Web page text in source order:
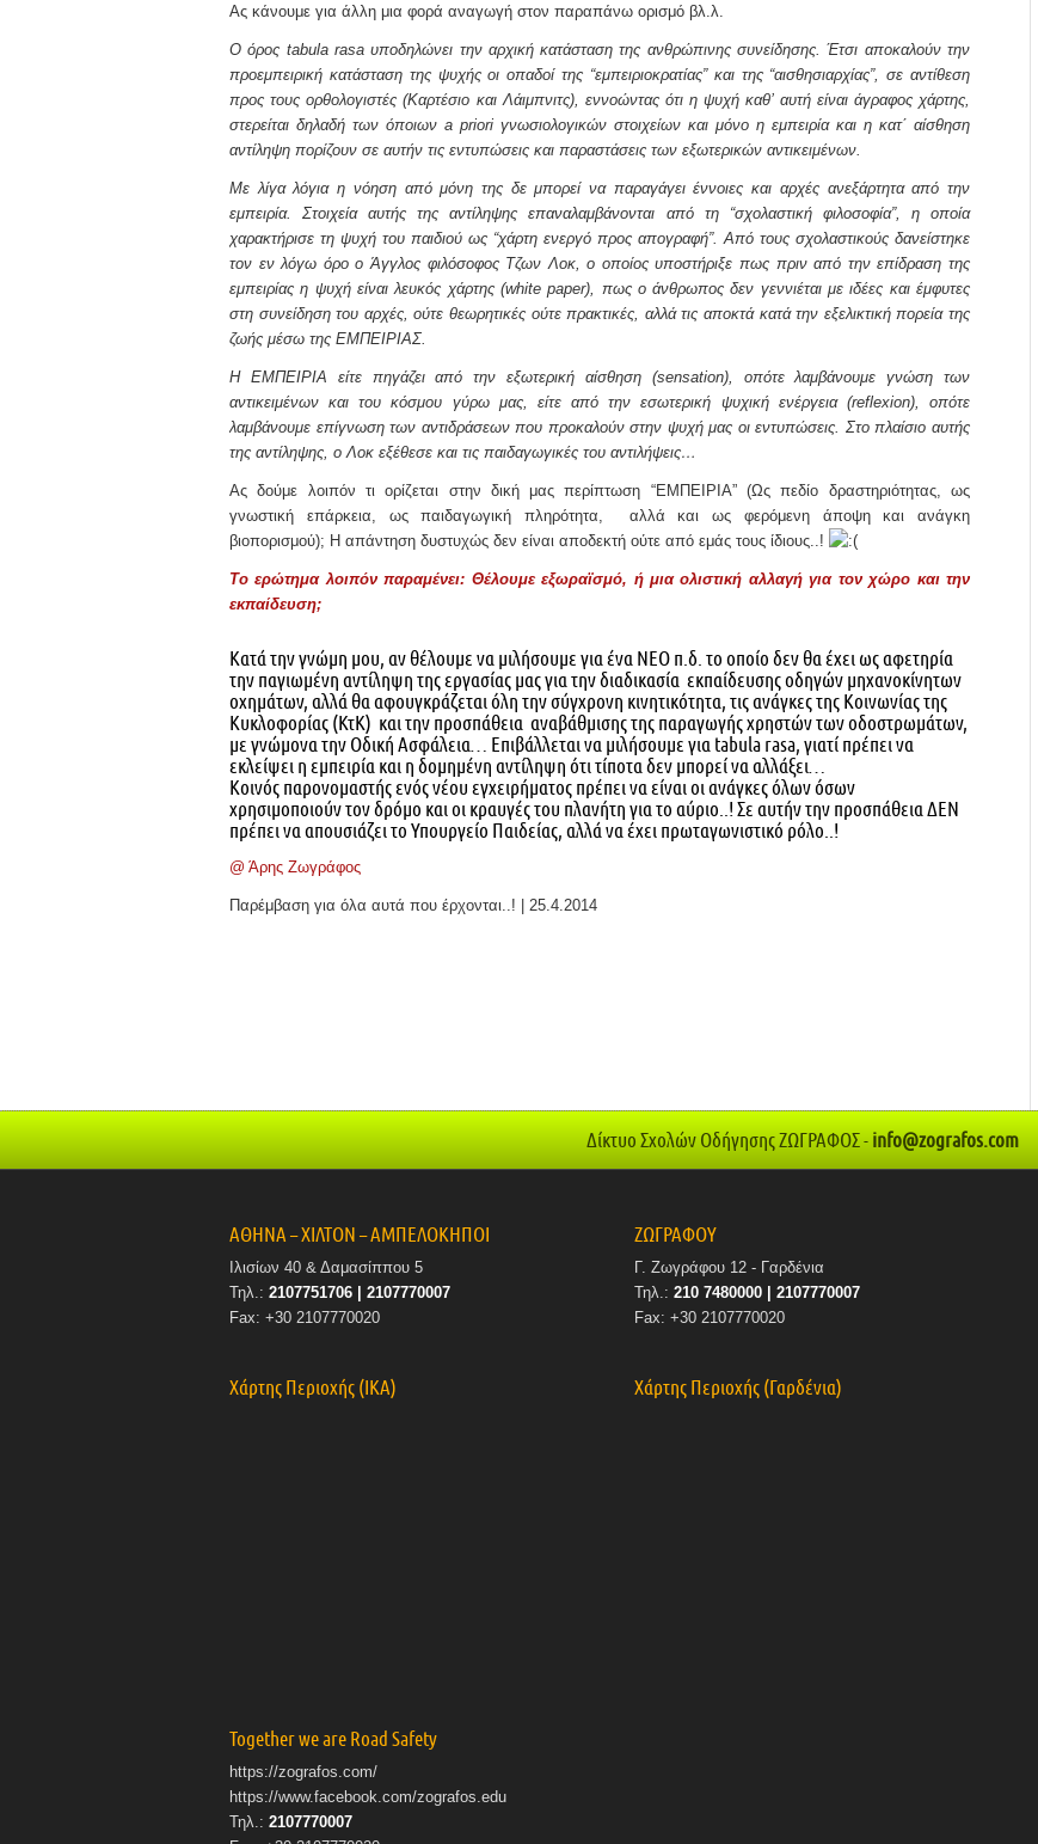
Ας κάνουμε για άλλη μια φορά αναγωγή στον παραπάνω ορισμό βλ.λ.
Ο όρος tabula rasa υποδηλώνει την αρχική κατάσταση της ανθρώπινης συνείδησης. Έτσι αποκαλούν την
προεμπειρική κατάσταση της ψυχής οι οπαδοί της “εμπειριοκρατίας” και της “αισθησιαρχίας”, σε αντίθεση
προς τους ορθολογιστές (Καρτέσιο και Λάιμπνιτς), εννοώντας ότι η ψυχή καθ’ αυτή είναι άγραφος χάρτης,
στερείται δηλαδή των όποιων a priori γνωσιολογικών στοιχείων και μόνο η εμπειρία και η κατ΄ αίσθηση
αντίληψη πορίζουν σε αυτήν τις εντυπώσεις και παραστάσεις των εξωτερικών αντικειμένων.
Με λίγα λόγια η νόηση από μόνη της δε μπορεί να παραγάγει έννοιες και αρχές ανεξάρτητα από την
εμπειρία. Στοιχεία αυτής της αντίληψης επαναλαμβάνονται από τη “σχολαστική φιλοσοφία”, η οποία
χαρακτήρισε τη ψυχή του παιδιού ως “χάρτη ενεργό προς απογραφή”. Από τους σχολαστικούς δανείστηκε
τον εν λόγω όρο ο Άγγλος φιλόσοφος Τζων Λοκ, ο οποίος υποστήριξε πως πριν από την επίδραση της
εμπειρίας η ψυχή είναι λευκός χάρτης (white paper), πως ο άνθρωπος δεν γεννιέται με ιδέες και έμφυτες
στη συνείδηση του αρχές, ούτε θεωρητικές ούτε πρακτικές, αλλά τις αποκτά κατά την εξελικτική πορεία της
ζωής μέσω της ΕΜΠΕΙΡΙΑΣ.
Η ΕΜΠΕΙΡΙΑ είτε πηγάζει από την εξωτερική αίσθηση (sensation), οπότε λαμβάνουμε γνώση των
αντικειμένων και του κόσμου γύρω μας, είτε από την εσωτερική ψυχική ενέργεια (reflexion), οπότε
λαμβάνουμε επίγνωση των αντιδράσεων που προκαλούν στην ψυχή μας οι εντυπώσεις. Στο πλαίσιο αυτής
της αντίληψης, ο Λοκ εξέθεσε και τις παιδαγωγικές του αντιλήψεις…
Ας δούμε λοιπόν τι ορίζεται στην δική μας περίπτωση “ΕΜΠΕΙΡΙΑ” (Ως πεδίο δραστηριότητας, ως
γνωστική επάρκεια, ως παιδαγωγική πληρότητα, αλλά και ως φερόμενη άποψη και ανάγκη
βιοπορισμού); Η απάντηση δυστυχώς δεν είναι αποδεκτή ούτε από εμάς τους ίδιους..!
Το ερώτημα λοιπόν παραμένει: Θέλουμε εξωραϊσμό, ή μια ολιστική αλλαγή για τον χώρο και την
εκπαίδευση;
Κατά την γνώμη μου, αν θέλουμε να μιλήσουμε για ένα ΝΕΟ π.δ. το οποίο δεν θα έχει ως αφετηρία
την παγιωμένη αντίληψη της εργασίας μας για την διαδικασία εκπαίδευσης οδηγών μηχανοκίνητων
οχημάτων, αλλά θα αφουγκράζεται όλη την σύγχρονη κινητικότητα, τις ανάγκες της Κοινωνίας της
Κυκλοφορίας (ΚτΚ) και την προσπάθεια αναβάθμισης της παραγωγής χρηστών των οδοστρωμάτων,
με γνώμονα την Οδική Ασφάλεια… Επιβάλλεται να μιλήσουμε για tabula rasa, γιατί πρέπει να
εκλείψει η εμπειρία και η δομημένη αντίληψη ότι τίποτα δεν μπορεί να αλλάξει…
Κοινός παρονομαστής ενός νέου εγχειρήματος πρέπει να είναι οι ανάγκες όλων όσων
χρησιμοποιούν τον δρόμο και οι κραυγές του πλανήτη για το αύριο..! Σε αυτήν την προσπάθεια ΔΕΝ
πρέπει να απουσιάζει το Υπουργείο Παιδείας, αλλά να έχει πρωταγωνιστικό ρόλο..!
@ Άρης Ζωγράφος
Παρέμβαση για όλα αυτά που έρχονται..! | 25.4.2014
Δίκτυο Σχολών Οδήγησης ΖΩΓΡΑΦΟΣ -info@zografos.com
ΑΘΗΝΑ – ΧΙΛΤΟΝ – ΑΜΠΕΛΟΚΗΠΟΙ
Ιλισίων 40 & Δαμασίππου 5
Τηλ.: 2107751706 | 2107770007
Fax: +30 2107770020
Χάρτης Περιοχής (ΙΚΑ)
Together we are Road Safety
https://zografos.com/
https://www.facebook.com/zografos.edu
Τηλ.: 2107770007
ΖΩΓΡΑΦΟΥ
Γ. Ζωγράφου 12 - Γαρδένια
Τηλ.:210 7480000 | 2107770007
Fax: +30 2107770020
Χάρτης Περιοχής (Γαρδένια)